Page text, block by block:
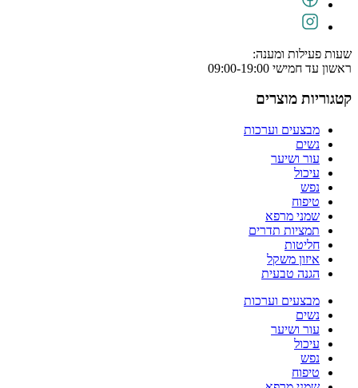
שעות פעילות ומענה:
ראשון עד חמישי 09:00-19:00
קטגוריות מוצרים
מבצעים וערכות
נשים
עור ושיער
עיכול
נפש
טיפוח
שמני מרפא
תמציות תדרים
חליטות
איזון משקל
הגנה טבעית
מבצעים וערכות
נשים
עור ושיער
עיכול
נפש
טיפוח